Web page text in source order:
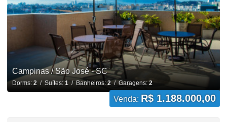
Campinas / São José - SC
Dorms: 2/ Suítes: 1/ Banheiros:2/ Garagens: 2
Venda: R$ 1.188.000,00